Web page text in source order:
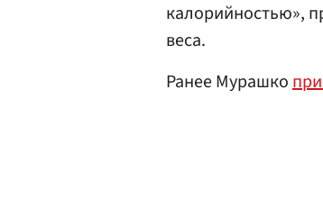
калорийностью»,
веса.
Ранее Мурашко